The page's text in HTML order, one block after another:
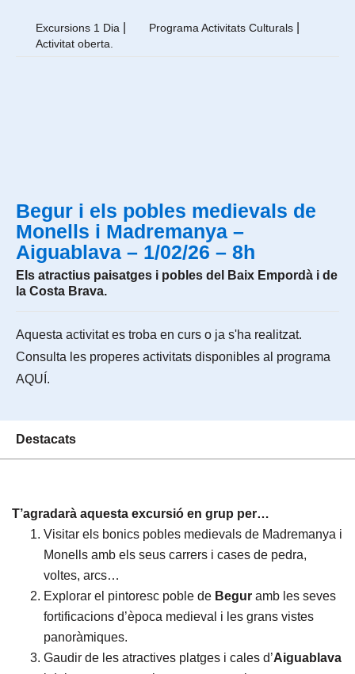
Excursions 1 Dia Programa Activitats Culturals
Activitat oberta.
Begur i els pobles medievals de
Monells i Madremanya –
Aiguablava – 1/02/26 – 8h
Els atractius paisatges i pobles del Baix Empordà i de
la Costa Brava.
Aquesta activitat es troba en curs o ja s'ha realitzat.
Consulta les properes activitats disponibles al programa
AQUÍ .
Destacats
T’agradarà aquesta excursió en grup per…
Visitar els bonics pobles medievals de Madremanya i
Monells amb els seus carrers i cases de pedra,
voltes, arcs…
Explorar el pintoresc poble de Begur amb les seves
fortificacions d’època medieval i les grans vistes
panoràmiques.
Gaudir de les atractives platges i cales d’Aiguablava